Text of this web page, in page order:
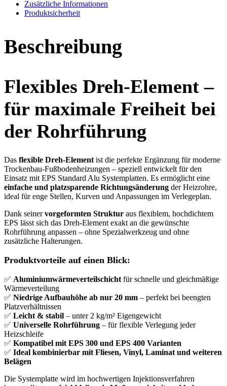
Zusätzliche Informationen
Produktsicherheit
Beschreibung
Flexibles Dreh-Element –
für maximale Freiheit bei
der Rohrführung
Das flexible Dreh-Element ist die perfekte Ergänzung für moderne
Trockenbau-Fußbodenheizungen – speziell entwickelt für den
Einsatz mit EPS Standard Alu Systemplatten. Es ermöglicht eine
einfache und platzsparende Richtungsänderung der Heizrohre,
ideal für enge Stellen, Kurven und Anpassungen im Verlegeplan.
Dank seinervorgeformten Struktur aus flexiblem, hochdichtem
EPS lässt sich das Dreh-Element exakt an die gewünschte
Rohrführung anpassen – ohne Spezialwerkzeug und ohne
zusätzliche Halterungen.
Produktvorteile auf einen Blick:
✅ Aluminiumwärmeverteilschicht für schnelle und gleichmäßige
Wärmeverteilung
✅ Niedrige Aufbauhöhe ab nur 20 mm – perfekt bei beengten
Platzverhältnissen
✅ Leicht & stabil – unter 2 kg/m² Eigengewicht
✅ Universelle Rohrführung – für flexible Verlegung jeder
Heizschleife
✅ Kompatibel mit EPS 300 und EPS 400 Varianten
✅ Ideal kombinierbar mit Fliesen, Vinyl, Laminat und weiteren
Belägen
Die Systemplatte wird im hochwertigen Injektionsverfahren